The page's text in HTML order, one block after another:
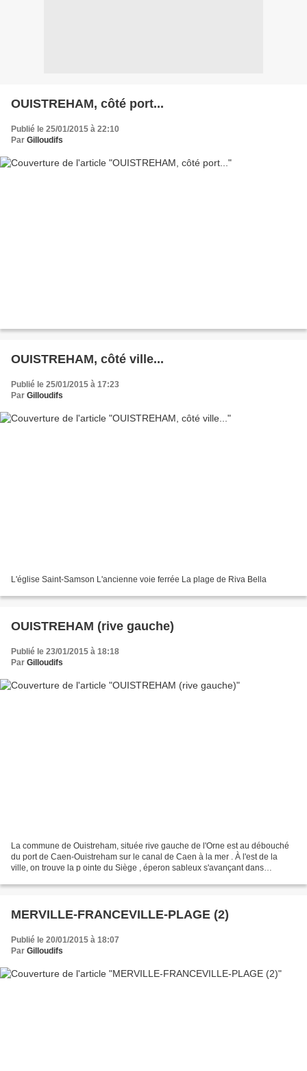
OUISTREHAM, côté port...
Publié le 25/01/2015 à 22:10
Par Gilloudifs
OUISTREHAM, côté ville...
Publié le 25/01/2015 à 17:23
Par Gilloudifs
L'église Saint-Samson L'ancienne voie ferrée La plage de Riva Bella
OUISTREHAM (rive gauche)
Publié le 23/01/2015 à 18:18
Par Gilloudifs
La commune de Ouistreham, située rive gauche de l'Orne est au débouché
du port de Caen-Ouistreham sur le canal de Caen à la mer . À l'est de la
ville, on trouve la p ointe du Siège , éperon sableux s'avançant dans
MERVILLE-FRANCEVILLE-PLAGE (2)
Publié le 20/01/2015 à 18:07
Par Gilloudifs